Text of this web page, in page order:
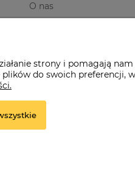
O nas
Dynia |ul. Konarskiego 9a| 66-
strony i pomagają
do swoich preferencji,